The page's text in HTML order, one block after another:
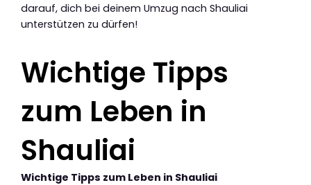
darauf, dich bei deinem Umzug nach Shauliai
unterstützen zu dürfen!
Wichtige Tipps
zum Leben in
Shauliai
Wichtige Tipps zum Leben in Shauliai